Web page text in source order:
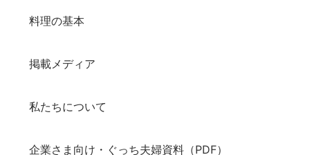
料理の基本
掲載メディア
私たちについて
企業さま向け・ぐっち夫婦資料（PDF）